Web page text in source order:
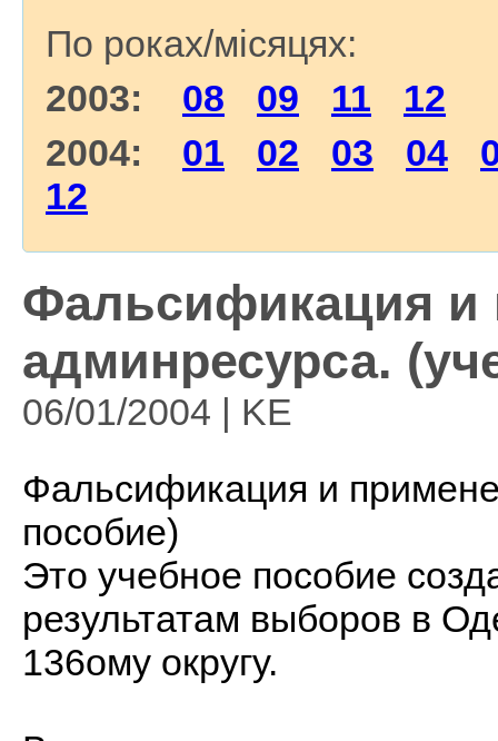
По роках/місяцях:
2003: 08 09 11
12
2004: 01 02 03 04
12
Фальсификация и
админресурса.
06/01/2004 | KE
Фальсификация и
пособие)
Это учебное пособие
результатам выборов в
136ому округу.